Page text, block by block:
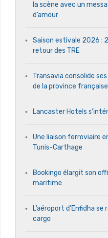
la scène avec un
d’amour
Saison estivale 2026 :
retour des TRE
Transavia consolide
de la province française
Lancaster Hotels
Une liaison ferroviaire
Tunis-Carthage
Bookingo élargit son
maritime
L’aéroport d’Enfidha
cargo